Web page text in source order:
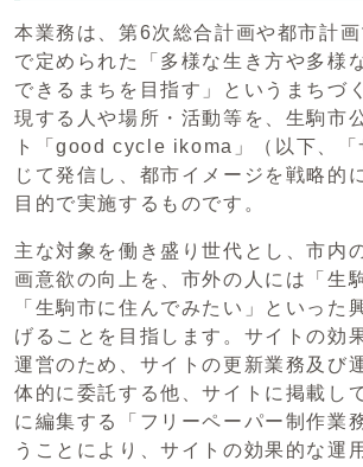
本業務は、第6次総合計画や都市計
で定められた「多様な生き方や多様
できるまちを目指す」というまちづ
現する人や場所・活動等を、生駒市
ト「good cycle ikoma」（以下、「
じて発信し、都市イメージを戦略的
目的で実施するものです。
主な対象を働き盛り世代とし、市内
画意欲の向上を、市外の人には「生
「生駒市に住んでみたい」といった
げることを目指します。サイトの効
運営のため、サイトの更新業務及び
体的に委託する他、サイトに掲載し
に編集する「フリーペーパー制作業
うことにより、サイトの効果的な運